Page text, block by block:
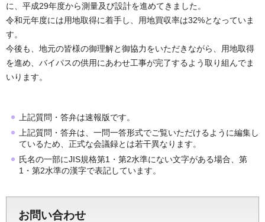
に、平成29年度から測量及び設計を進めてきました。
令和元年度には用地取得に着手し、用地買収率は32%となっていま
す。
今後も、地元の皆様の御理解と御協力をいただきながら、用地取得
を進め、バイパスの供用にあわせ工事が完了するよう取り組んでま
いります。
上記質問・答弁は速報版です。
上記質問・答弁は、一問一答形式でご覧いただけるように編集し
ているため、正式な会議録とは若干異なります。
氏名の一部にJIS規格第1・第2水準にない文字がある場合、第
1・第2水準の漢字で表記しています。
お問い合わせ